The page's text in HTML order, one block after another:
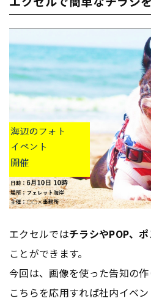
エクセルではチラシやPOP、
ことができます。
今回は、画像を使った告知の作
こちらを応用すれば社内イベ